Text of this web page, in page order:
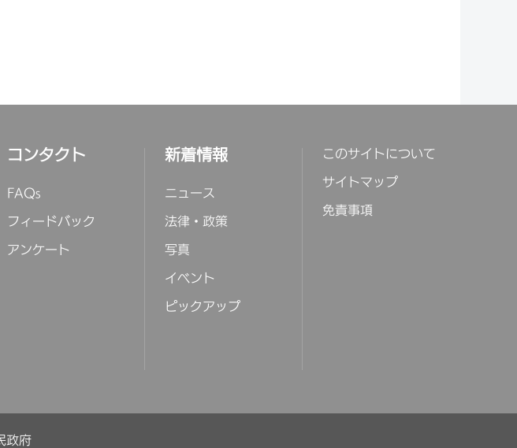
コンタクト
FAQs
フィードバック
アンケート
新着情報
ニュース
法律・政策
写真
イベント
ピックアップ
このサイトについて
サイトマップ
免責事項
政府